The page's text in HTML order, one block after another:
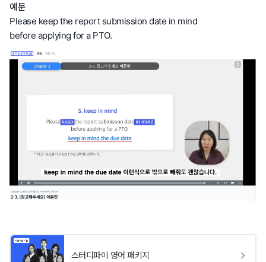
예문
Please keep the report submission date in mind
before applying for a PTO.
스터디파이 영어 패키지